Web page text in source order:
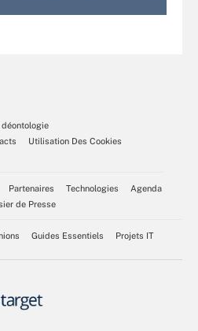
déontologie
Utilisation Des Cookies
Partenaires Technologies
Agenda
de Presse
Guides Essentiels Projets IT